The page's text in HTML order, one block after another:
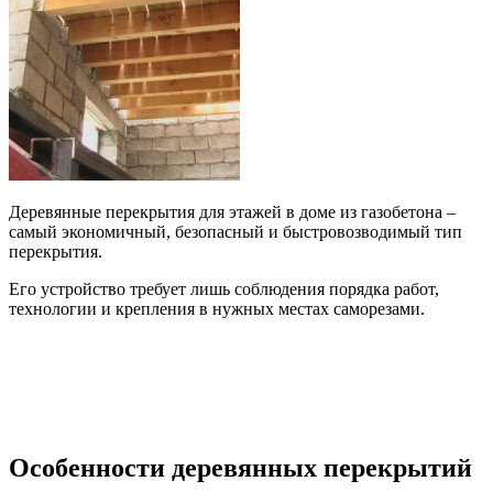
Деревянные перекрытия для этажей в доме из газобетона –
самый экономичный, безопасный и быстровозводимый тип
перекрытия.
Его устройство требует лишь соблюдения порядка работ,
технологии и крепления в нужных местах саморезами.
Особенности деревянных перекрытий